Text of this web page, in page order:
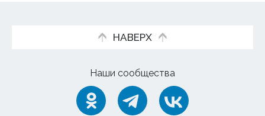
НАВЕРХ
Наши сообщества